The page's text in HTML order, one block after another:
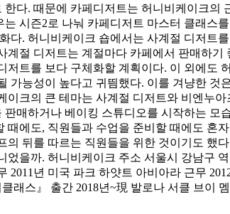
다. 때문에 카페디저트는 허니비케이크
는 시즌2로 나눠 카페디저트 마스터 클래스
다. 허니비케이크 숍에서는 사계절 디저트
계절 디저트는 계절마다 카페에서 판매하
저트를 보다 구체화할 계획이다. 이 외에도
가능성이 높다고 귀띔했다. 이를 겨냥한
이크의 큰 테마는 사계절 디저트와 비엔누
매하거나 베이킹 스튜디오를 시작하는 모
때에도, 직원들과 수업을 준비할 때에도 혼
의 뒤를 따르는 직원들을 위한 것이기도 했
었을까. 허니비케이크 주소 서울시 강남구
2011년 미국 파크 하얏트 아비아라 근무
래스』 출간 2018년~現 발로나 서클 브이